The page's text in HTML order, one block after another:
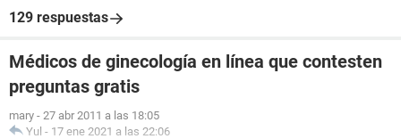
129 respuestas
Médicos de ginecología en línea que contesten
preguntas gratis
mary - 27 abr 2011 a las 18:05
Yul - 17 ene 2021 a las 22:06